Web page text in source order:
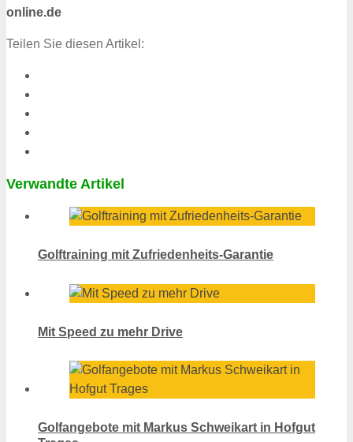
online.de
Teilen Sie diesen Artikel:
Verwandte Artikel
Golftraining mit Zufriedenheits-Garantie
Mit Speed zu mehr Drive
Golfangebote mit Markus Schweikart in Hofgut